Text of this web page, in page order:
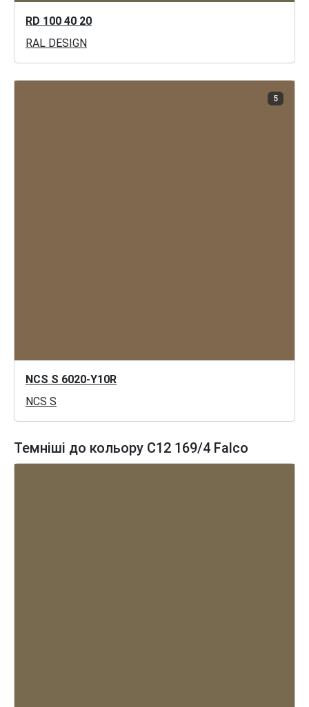
RD 100 40 20
RAL DESIGN
5
NCS S 6020-Y10R
NCS S
Темніші до кольору C12 169/4 Falco